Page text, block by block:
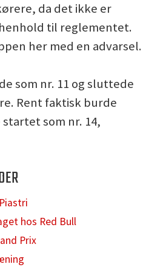
da det ikke er
til reglementet.
her med en advarsel.
som nr. 11 og sluttede
Rent faktisk burde
som nr. 14,
hos Red Bull
Prix